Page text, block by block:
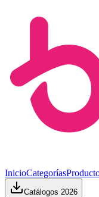
InicioCategorías
Catálogos 2026